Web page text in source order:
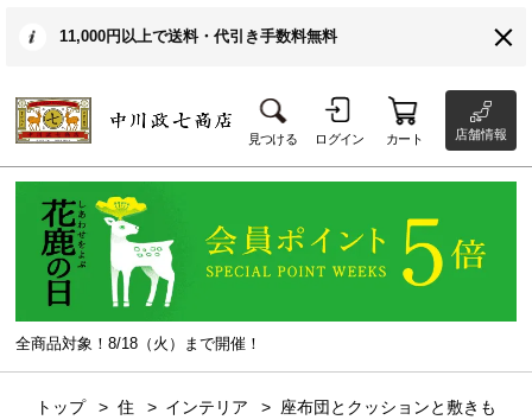
11,000円以上で送料・代引き手数料無料
見つける ログイン カート 店舗情報
全商品対象！8/18（火）まで開催！
トップ 住 インテリア
座布団とクッションと敷きも